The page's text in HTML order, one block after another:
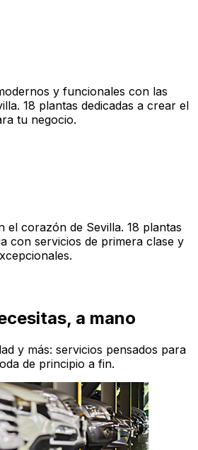
y funcionales con las
18 plantas dedicadas a crear el
tu negocio.
el corazón de Sevilla. 18 plantas
con servicios de primera clase y
a mano
y más: servicios pensados para
de principio a fin.